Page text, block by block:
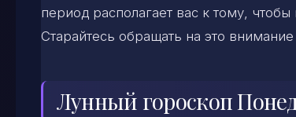
период располагает вас к тому,
Старайтесь обращать на это
Лунный гороскоп